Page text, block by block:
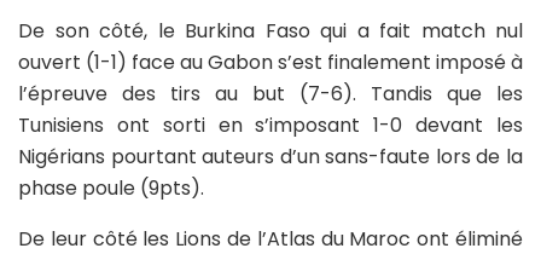
De son côté, le Burkina Faso qui a fait match nul
ouvert (1-1) face au Gabon s’est finalement imposé à
l’épreuve des tirs au but (7-6). Tandis que les
Tunisiens ont sorti en s’imposant 1-0 devant les
Nigérians pourtant auteurs d’un sans-faute lors de la
phase poule (9pts).
De leur côté les Lions de l’Atlas du Maroc ont éliminé